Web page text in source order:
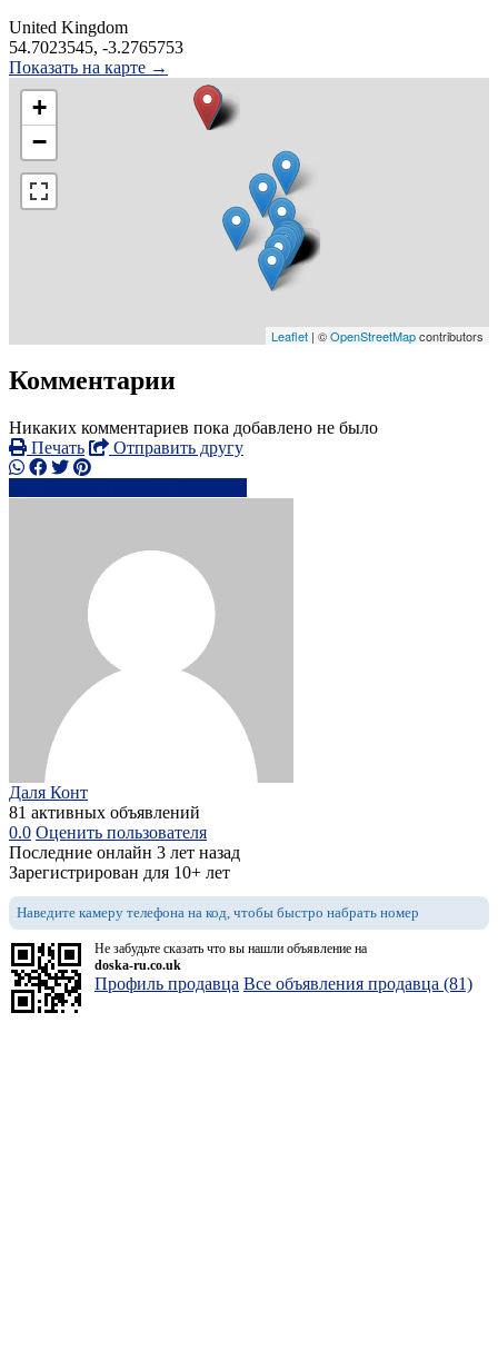
United Kingdom
54.7023545, -3.2765753
Показать на карте →
+
−
Leaflet | ©OpenStreetMapcontributors
Комментарии
Никаких комментариев пока добавлено не было
Печать
Отправить другу
Даля Конт
81 активных объявлений
0.0 Оценить пользователя
Последние онлайн 3 лет назад
Зарегистрирован для 10+ лет
Наведите камеру телефона на код, чтобы быстро набрать номер
Не забудьте сказать что вы нашли объявление на
doska-ru.co.uk
Профиль продавца Все объявления продавца (81)